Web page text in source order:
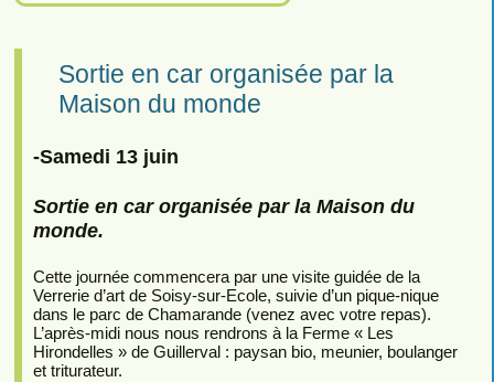
Sortie en car organisée par la
Maison du monde
-Samedi 13 juin
Sortie en car organisée par la Maison du
monde.
Cette journée commencera par une visite guidée de la
Verrerie d’art de Soisy-sur-Ecole, suivie d’un pique-nique
dans le parc de Chamarande (venez avec votre repas).
L’après-midi nous nous rendrons à la Ferme « Les
Hirondelles » de Guillerval : paysan bio, meunier, boulanger
et triturateur.